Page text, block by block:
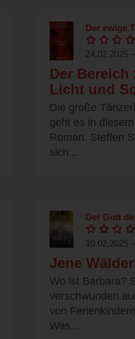
Der ewige
24.02.2025
Der Bereich
Licht und
Die große
geht es in
Roman. Steffen
sich...
Der Gott
10.02.2025
Jene Wälder
Wo ist Barbara?
verschwunden
von
Was...